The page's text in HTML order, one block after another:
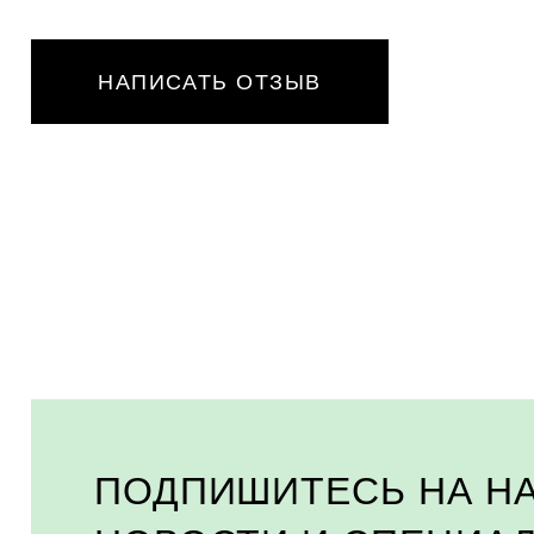
НАПИСАТЬ ОТЗЫВ
ПОДПИШИТЕСЬ НА